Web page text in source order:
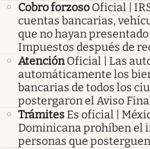
Cobro forzoso Oficial |
cuentas bancarias,
que no hayan
Impuestos después de
Atención Oficial | Las
automáticamente los
bancarias de todos los
postergaron el Aviso
TrámitesEs oficial |
Dominicana prohíben el
personas que